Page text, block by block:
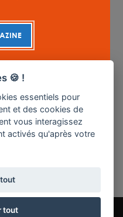
Accessibilité
🍪 !
essentiels pour
et des cookies de
vous interagissez
activés qu'après votre
tout